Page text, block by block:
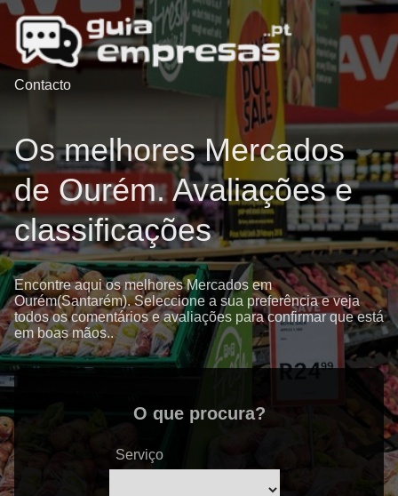
Contacto
Os melhores Mercados
de Ourém. Avaliações e
classificações
Encontre aqui os melhores Mercados em
Ourém(Santarém). Seleccione a sua preferência e veja
todos os comentários e avaliações para confirmar que está
em boas mãos..
O que procura?
Serviço